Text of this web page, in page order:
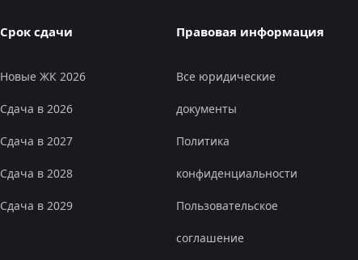
Срок сдачи
Новые ЖК 2026
Сдача в 2026
Сдача в 2027
Сдача в 2028
Сдача в 2029
Правовая информация
Все юридические
документы
Политика
конфиденциальности
Пользовательское
соглашение